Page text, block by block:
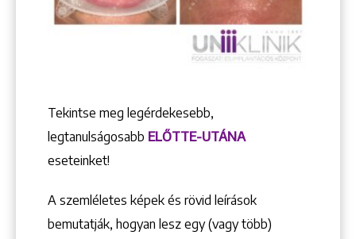
Tekintse meg legérdekesebb,
legtanulságosabb ELŐTTE-UTÁNA
eseteinket!
A szemléletes képek és rövid leírások
bemutatják, hogyan lesz egy (vagy több)